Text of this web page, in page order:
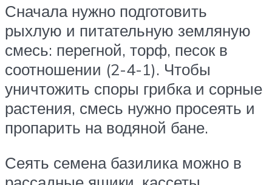
Сначала нужно подготовить
рыхлую и питательную земляную
смесь: перегной, торф, песок в
соотношении (2-4-1). Чтобы
уничтожить споры грибка и сорные
растения, смесь нужно просеять и
пропарить на водяной бане.
Сеять семена базилика можно в